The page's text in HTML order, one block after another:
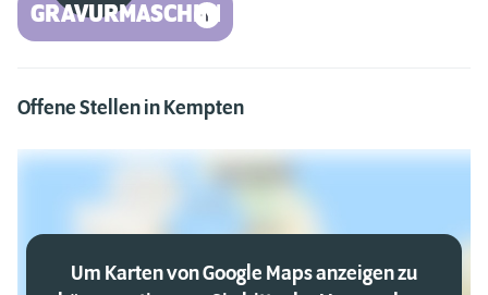
GRAVURMASCHINE
Offene Stellen in Kempten
Um Karten von Google Maps anzeigen zu